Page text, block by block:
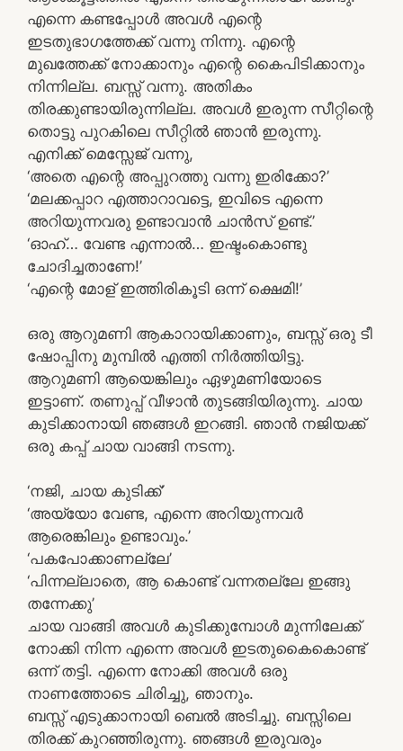
എന്നെ കണ്ടപ്പോൾ അവൾ എന്റെ
ഇടതുഭാഗത്തേക്ക് വന്നു നിന്നു. എന്റെ
മുഖത്തേക്ക് നോക്കാനും എന്റെ കൈപിടിക്കാനും
നിന്നില്ല. ബസ്സ് വന്നു. അതികം
തിരക്കുണ്ടായിരുന്നില്ല. അവൾ ഇരുന്ന സീറ്റിന്റെ
തൊട്ടു പുറകിലെ സീറ്റിൽ ഞാൻ ഇരുന്നു.
എനിക്ക് മെസ്സേജ് വന്നു,
‘അതെ എന്റെ അപ്പുറത്തു വന്നു ഇരിക്കോ?’
‘മലക്കപ്പാറ എത്താറാവട്ടെ, ഇവിടെ എന്നെ
അറിയുന്നവരു ഉണ്ടാവാൻ ചാൻസ് ഉണ്ട്.’
‘ഓഹ്… വേണ്ട എന്നാൽ… ഇഷ്ടംകൊണ്ടു
ചോദിച്ചതാണേ!’
‘എന്റെ മോള് ഇത്തിരികൂടി ഒന്ന് ക്ഷെമി!’
ഒരു ആറുമണി ആകാറായിക്കാണും, ബസ്സ് ഒരു ടീ
ഷോപ്പിനു മുമ്പിൽ എത്തി നിർത്തിയിട്ടു.
ആറുമണി ആയെങ്കിലും ഏഴുമണിയോടെ
ഇട്ടാണ്. തണുപ്പ് വീഴാൻ തുടങ്ങിയിരുന്നു. ചായ
കുടിക്കാനായി ഞങ്ങൾ ഇറങ്ങി. ഞാൻ നജിയക്ക്
ഒരു കപ്പ് ചായ വാങ്ങി നടന്നു.
‘നജി, ചായ കുടിക്ക്’
‘അയ്യോ വേണ്ട, എന്നെ അറിയുന്നവർ
ആരെങ്കിലും ഉണ്ടാവും.’
‘പകപോക്കാണല്ലേ’
‘പിന്നല്ലാതെ, ആ കൊണ്ട് വന്നതല്ലേ ഇങ്ങു
തന്നേക്കു’
ചായ വാങ്ങി അവൾ കുടിക്കുമ്പോൾ മുന്നിലേക്ക്
നോക്കി നിന്ന എന്നെ അവൾ ഇടതുകൈകൊണ്ട്
ഒന്ന് തട്ടി. എന്നെ നോക്കി അവൾ ഒരു
നാണത്തോടെ ചിരിച്ചു, ഞാനും.
ബസ്സ് എടുക്കാനായി ബെൽ അടിച്ചു. ബസ്സിലെ
തിരക്ക് കുറഞ്ഞിരുന്നു. ഞങ്ങൾ ഇരുവരും